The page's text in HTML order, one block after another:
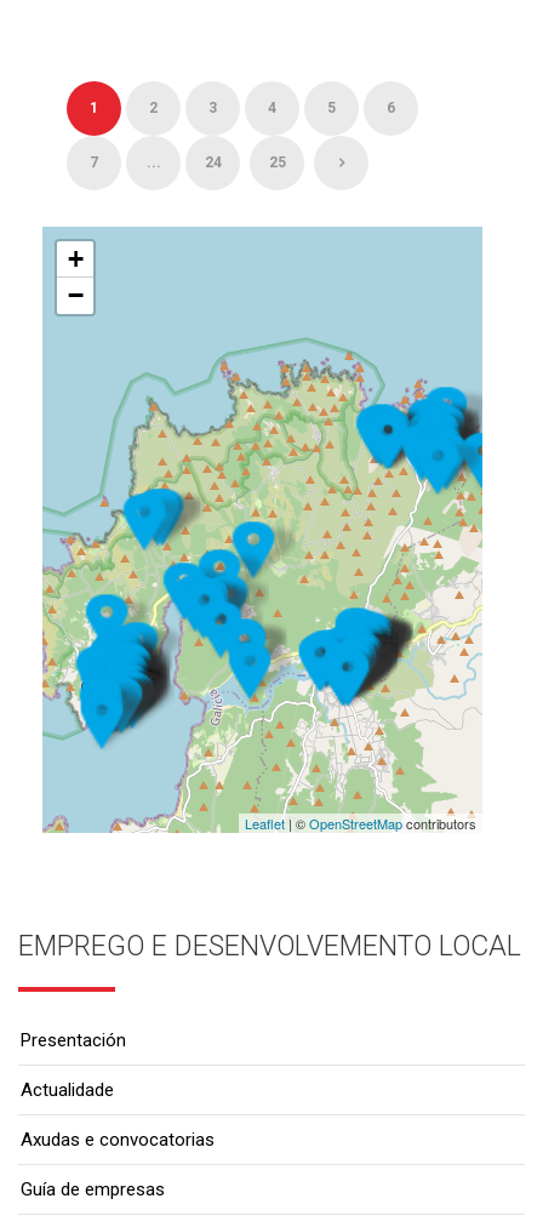
1 2 3 4 5 6
7 ... 24 25
+
−
Leaflet| ©OpenStreetMapcontributors
EMPREGO E DESENVOLVEMENTO LOCAL
Presentación
Actualidade
Axudas e convocatorias
Guía de empresas